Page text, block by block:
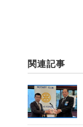
関連記事